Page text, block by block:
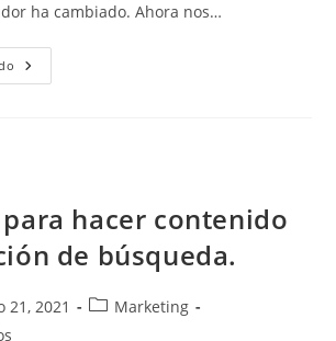
ha cambiado. Ahora nos…
hacer contenido
de búsqueda.
21, 2021
Marketing